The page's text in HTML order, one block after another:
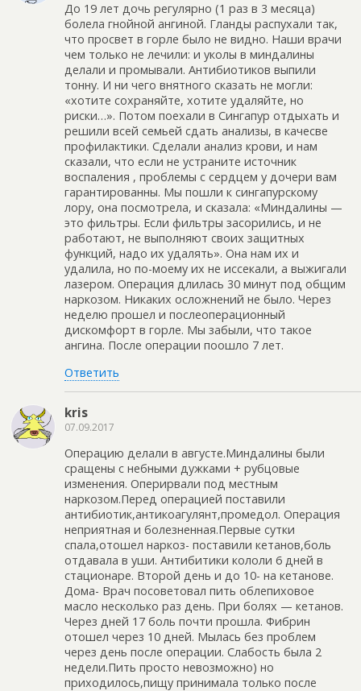
До 19 лет дочь регулярно (1 раз в 3 месяца)
болела гнойной ангиной. Гланды распухали так,
что просвет в горле было не видно. Наши врачи
чем только не лечили: и уколы в миндалины
делали и промывали. Антибиотиков выпили
тонну. И ни чего внятного сказать не могли:
«хотите сохраняйте, хотите удаляйте, но
риски…». Потом поехали в Сингапур отдыхать и
решили всей семьей сдать анализы, в качесве
профилактики. Сделали анализ крови, и нам
сказали, что если не устраните источник
воспаления , проблемы с сердцем у дочери вам
гарантированны. Мы пошли к сингапурскому
лору, она посмотрела, и сказала: «Миндалины —
это фильтры. Если фильтры засорились, и не
работают, не выполняют своих защитных
функций, надо их удалять». Она нам их и
удалила, но по-моему их не иссекали, а выжигали
лазером. Операция длилась 30 минут под общим
наркозом. Никаких осложнений не было. Через
неделю прошел и послеоперационный
дискомфорт в горле. Мы забыли, что такое
ангина. После операции поошло 7 лет.
Ответить
kris
07.09.2017
Операцию делали в августе.Миндалины были
сращены с небными дужками + рубцовые
изменения. Оперирвали под местным
наркозом.Перед операцией поставили
антибиотик,антикоагулянт,промедол. Операция
неприятная и болезненная.Первые сутки
спала,отошел наркоз- поставили кетанов,боль
отдавала в уши. Антибитики кололи 6 дней в
стационаре. Второй день и до 10- на кетанове.
Дома- Врач посоветовал пить облепиховое
масло несколько раз день. При болях — кетанов.
Через дней 17 боль почти прошла. Фибрин
отошел через 10 дней. Мылась без проблем
через день после операции. Слабость была 2
недели.Пить просто невозможно) но
приходилось,пищу принимала только после